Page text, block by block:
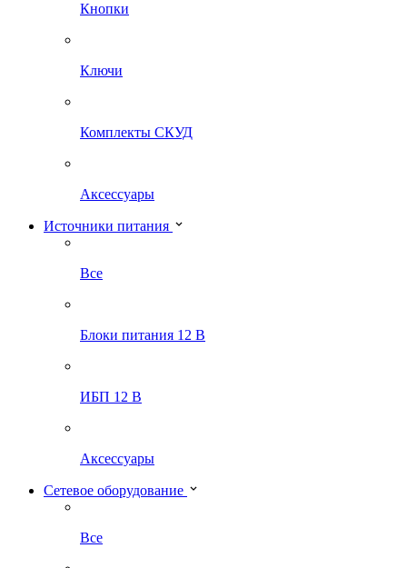
Кнопки
Ключи
Комплекты СКУД
Аксессуары
Источники питания
Все
Блоки питания 12 В
ИБП 12 В
Аксессуары
Сетевое оборудование
Все